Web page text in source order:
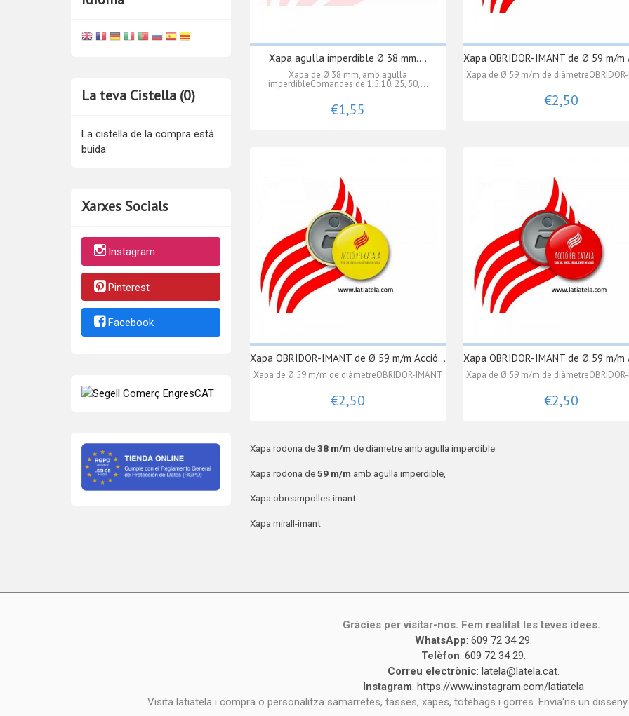
La teva Cistella (0)
La cistella de la compra està
buida
Xarxes Socials
Instagram
Pinterest
Facebook
Xapa agulla imperdible Ø 38 mm....
Xapa de Ø 38 mm, amb agulla
imperdibleComandes de 1,5,10, 25, 50,...
€1,55
Xapa OBRIDOR-IMANT de Ø 59 m/m
Xapa de Ø 59 m/m de
€2,50
Xapa OBRIDOR-IMANT de Ø 59 m/m Acció...
Xapa de Ø 59 m/m de diàmetreOBRIDOR-IMANT
€2,50
Xapa OBRIDOR-IMANT de Ø 59 m/m
Xapa de Ø 59 m/m de
€2,50
Xapa rodona de38 m/m de diàmetre amb agulla imperdible.
Xapa rodona de59 m/m amb agulla imperdible,
Xapa obreampolles-imant.
Xapa mirall-imant
Gràcies per visitar-nos. Fem realitat les teves idees.
WhatsApp:609 72 34 29.
Telèfon:609 72 34 29.
Correu electrònic:latela@latela.cat.
Instagram:https://www.instagram.com/latiatela
Visita latiatela i compra o personalitza samarretes, tasses, xapes, totebags i gorres. Envia'ns un